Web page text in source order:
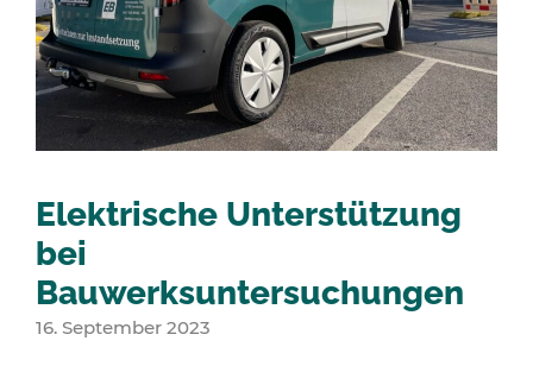
Elektrische Unterstützung
bei
Bauwerksuntersuchungen
16. September 2023